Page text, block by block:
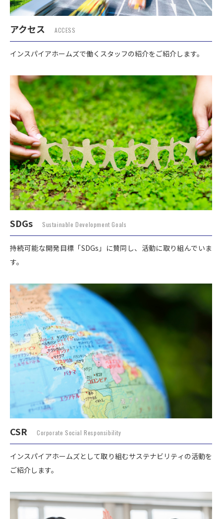
アクセス ACCESS
インスパイアホームズで働くスタッフの紹介をご紹介します。
SDGs Sustainable Development Goals
持続可能な開発目標「SDGs」に賛同し、活動に取り組んでいま
す。
CSR Corporate Social Responsibility
インスパイアホームズとして取り組むサステナビリティの活動を
ご紹介します。